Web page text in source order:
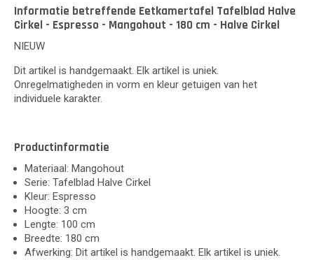
Informatie betreffende Eetkamertafel Tafelblad Halve
Cirkel - Espresso - Mangohout - 180 cm - Halve Cirkel
NIEUW
Dit artikel is handgemaakt. Elk artikel is uniek.
Onregelmatigheden in vorm en kleur getuigen van het
individuele karakter.
Productinformatie
Materiaal: Mangohout
Serie: Tafelblad Halve Cirkel
Kleur: Espresso
Hoogte: 3 cm
Lengte: 100 cm
Breedte: 180 cm
Afwerking: Dit artikel is handgemaakt. Elk artikel is uniek.